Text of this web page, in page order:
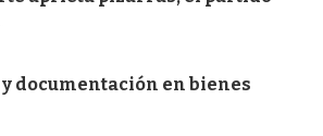
documentación en bienes